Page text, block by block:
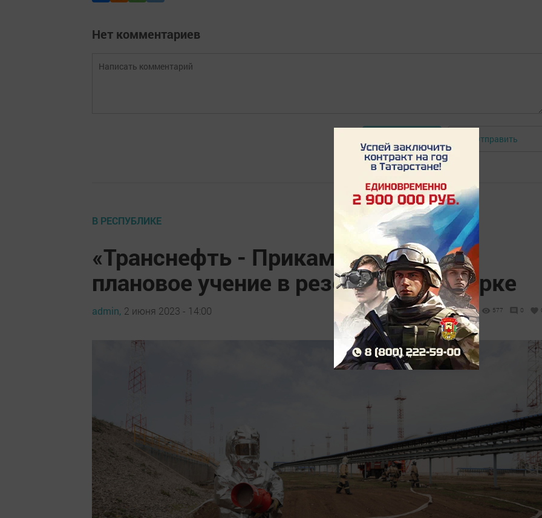
Нет комментариев
Отправить
В РЕСПУБЛИКЕ
«Транснефть - Прикамье» провело
плановое учение в резервуарном парке
admin, 2 июня 2023 - 14:00 577 0